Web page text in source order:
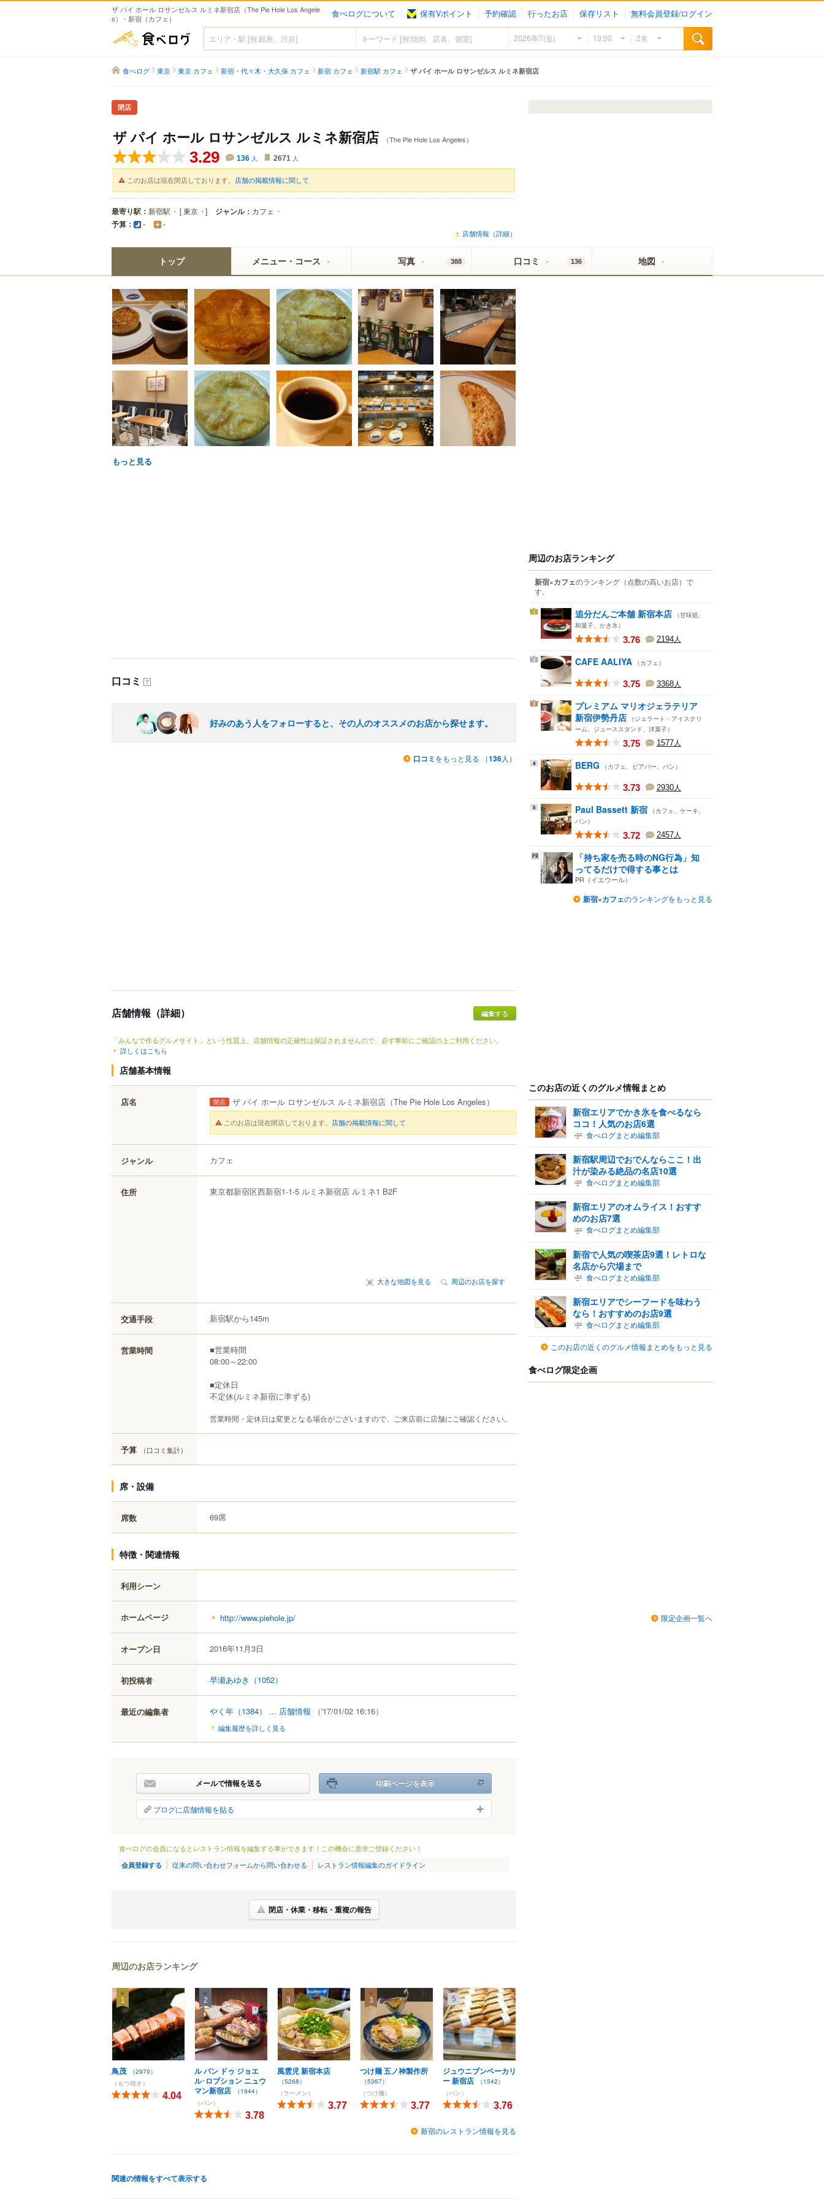
ザ パイ ホール ロサンゼルス ルミネ新宿店（The Pie Hole Los Angele
s） - 新宿（カフェ）
食べログについて 保有Vポイント 予約確認 行ったお店 保存リスト 無料会員登録/ログイン
食べログ
食べログ 東京 東京 カフェ 新宿・代々木・大久保 カフェ 新宿 カフェ 新宿駅 カフェ ザ パイ ホール ロサンゼルス ルミネ新宿店
閉店
ザ パイ ホール ロサンゼルス ルミネ新宿店 （The Pie Hole Los Angeles）
3.29 136 人 2671 人
このお店は現在閉店しております。 店舗の掲載情報に関して
最寄り駅： 新宿駅 [東京 ] ジャンル： カフェ
予算： - -
店舗情報（詳細）
トップ メニュー・コース 写真 388 口コミ 136 地図
もっと見る
口コミ ？
好みのあう人をフォローすると、その人のオススメのお店から探せます。
口コミ をもっと見る （136人）
店舗情報（詳細） 編集する
「みんなで作るグルメサイト」という性質上、店舗情報の正確性は保証されませんので、必ず事前にご確認の上ご利用ください。
詳しくはこちら
店舗基本情報
店名 閉店 ザ パイ ホール ロサンゼルス ルミネ新宿店 （The Pie Hole Los Angeles）
このお店は現在閉店しております。 店舗の掲載情報に関して
ジャンル カフェ
住所 東京都新宿区西新宿1-1-5 ルミネ新宿店 ルミネ1 B2F
大きな地図を見る 周辺のお店を探す
交通手段 新宿駅から145m
営業時間
■営業時間
08:00～22:00
■定休日
不定休(ルミネ新宿に準ずる)
営業時間・定休日は変更となる場合がございますので、ご来店前に店舗にご確認ください。
予算 （口コミ集計）
席・設備
席数 69席
特徴・関連情報
利用シーン
ホームページ http://www.piehole.jp/
オープン日 2016年11月3日
初投稿者 早瀬あゆき （1052）
最近の編集者 やく年 （1384） ... 店舗情報 （'17/01/02 16:16）
編集履歴を詳しく見る
メールで情報を送る 印刷ページを表示
ブログに店舗情報を貼る
食べログの会員になるとレストラン情報を編集する事ができます！この機会に是非ご登録ください！
会員登録する 従来の問い合わせフォームから問い合わせる レストラン情報編集のガイドライン
閉店・休業・移転・重複の報告
周辺のお店ランキング
1
鳥茂
（2970）
（もつ焼き）
4.04
2
ル パン ドゥ ジョエ
ル･ロブション ニュウ
マン新宿店
（1944）
（パン）
3.78
3
風雲児 新宿本店
（5268）
（ラーメン）
3.77
3
つけ麺 五ノ神製作所
（5367）
（つけ麺）
3.77
5
ジュウニブンベーカリ
ー 新宿店
（1542）
（パン）
3.76
新宿のレストラン情報を見る
関連の情報をすべて表示する
周辺のお店ランキング
新宿×カフェのランキング （点数の高いお店） で
す。
1 追分だんご本舗 新宿本店 （甘味処、
和菓子、かき氷）
3.76 2194人
2 CAFE AALIYA （カフェ）
3.75 3368人
3
プレミアム マリオジェラテリア
新宿伊勢丹店 （ジェラート・アイスクリ
ーム、ジューススタンド、洋菓子）
3.75 1577人
4 BERG （カフェ、ビアバー、パン）
3.73 2930人
5 Paul Bassett 新宿 （カフェ、ケーキ、
パン）
3.72 2457人
「持ち家を売る時のNG行為」知
ってるだけで得する事とは
PR（イエウール）
新宿×カフェのランキングをもっと見る
このお店の近くのグルメ情報まとめ
新宿エリアでかき氷を食べるなら
ココ！人気のお店6選
食べログまとめ編集部
新宿駅周辺でおでんならここ！出
汁が染みる絶品の名店10選
食べログまとめ編集部
新宿エリアのオムライス！おすす
めのお店7選
食べログまとめ編集部
新宿で人気の喫茶店9選！レトロな
名店から穴場まで
食べログまとめ編集部
新宿エリアでシーフードを味わう
なら！おすすめのお店9選
食べログまとめ編集部
このお店の近くのグルメ情報まとめをもっと見る
食べログ限定企画
限定企画一覧へ